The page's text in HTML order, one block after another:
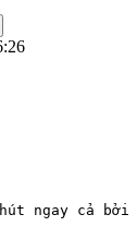
ngay cả bởi